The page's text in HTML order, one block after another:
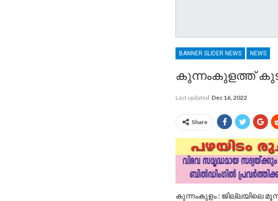
BANNER SLIDER NEWS NEWS
കുന്നംകുളത്ത്
Last updated Dec 16, 2022
Share
കുന്നംകുളം : ജില്ലയിലെ